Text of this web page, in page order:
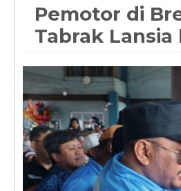
Pemotor di
Tabrak